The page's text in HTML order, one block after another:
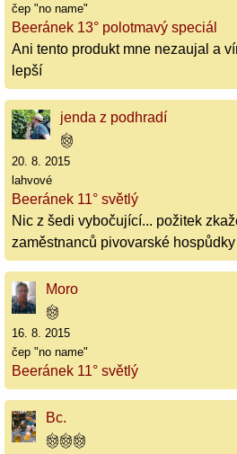
čep "no name"
Beeránek 13° polotmavý speciál
Ani tento produkt mne nezaujal a
lepší
jenda z podhradí
20. 8. 2015
lahvové
Beeránek 11° světlý
Nic z šedi vybočující... požitek
zaměstnanců pivovarské
Moro
16. 8. 2015
čep "no name"
Beeránek 11° světlý
Bc.